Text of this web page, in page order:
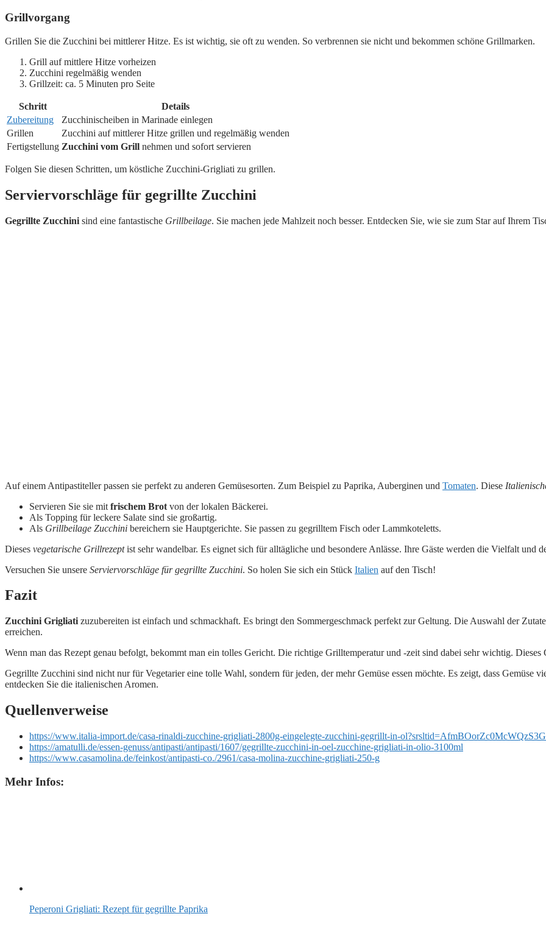
Grillvorgang
Grillen Sie die Zucchini bei mittlerer Hitze. Es ist wichtig, sie oft zu wenden. So verbrennen sie nicht und bekommen schöne Grillmarken.
Grill auf mittlere Hitze vorheizen
Zucchini regelmäßig wenden
Grillzeit: ca. 5 Minuten pro Seite
Schritt
Details
Zubereitung
Zucchinischeiben in Marinade einlegen
Grillen
Zucchini auf mittlerer Hitze grillen und regelmäßig wenden
Fertigstellung Zucchini vom Grill nehmen und sofort servieren
Folgen Sie diesen Schritten, um köstliche Zucchini-Grigliati zu grillen.
Serviervorschläge für gegrillte Zucchini
Gegrillte Zucchini sind eine fantastische Grillbeilage. Sie machen jede Mahlzeit noch besser. Entdecken Sie, wie sie zum Star auf Ihrem
Auf einem Antipastiteller passen sie perfekt zu anderen Gemüsesorten. Zum Beispiel zu Paprika, Auberginen und Tomaten. Diese
Servieren Sie sie mit frischem Brot von der lokalen Bäckerei.
Als Topping für leckere Salate sind sie großartig.
Als Grillbeilage Zucchini bereichern sie Hauptgerichte. Sie passen zu gegrilltem Fisch oder Lammkoteletts.
Dieses vegetarische Grillrezeptist sehr wandelbar. Es eignet sich für alltägliche und besondere Anlässe. Ihre Gäste werden die Vielfalt und
Versuchen Sie unsere Serviervorschläge für gegrillte Zucchini. So holen Sie sich ein Stück Italien auf den Tisch!
Fazit
Zucchini Grigliati zuzubereiten ist einfach und schmackhaft. Es bringt den Sommergeschmack perfekt zur Geltung. Die Auswahl der
erreichen.
Wenn man das Rezept genau befolgt, bekommt man ein tolles Gericht. Die richtige Grilltemperatur und -zeit sind dabei sehr wichtig.
Gegrillte Zucchini sind nicht nur für Vegetarier eine tolle Wahl, sondern für jeden, der mehr Gemüse essen möchte. Es zeigt, dass Gemüse
entdecken Sie die italienischen Aromen.
Quellenverweise
https://www.italia-import.de/casa-rinaldi-zucchine-grigliati-2800g-eingelegte-zucchini-gegrillt-in-
https://amatulli.de/essen-genuss/antipasti/antipasti/1607/gegrillte-zucchini-in-oel-zucchine-grigliati-in-olio-3100ml
https://www.casamolina.de/feinkost/antipasti-co./2961/casa-molina-zucchine-grigliati-250-g
Mehr Infos:
Peperoni Grigliati: Rezept für gegrillte Paprika